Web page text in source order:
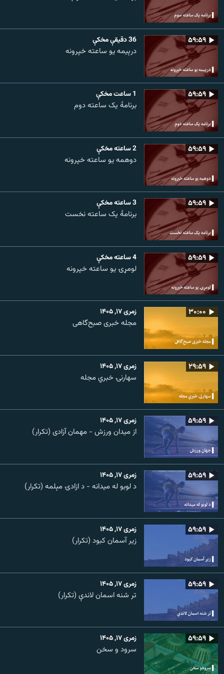
۵۹:۵۹ 36 دقيقې مخکې
درېیمه یو ساعته خپرونه
۵۹:۵۹ 1 ساعت مخکې
برنامۀ یک ساعته دوم
۵۹:۵۹ 2 ساعته مخکې
دوهمه یو ساعته خپرونه
۵۹:۵۹ 3 ساعته مخکې
برنامۀ یک ساعته نخست
۵۹:۵۹ 4 ساعته مخکې
لومړۍ یو ساعته خپرونه
۳۰:۰۰ زمری ۱۷, ۱۴۰۵
مجله خبری صبح‌گاهی
۲۹:۵۹ زمری ۱۷, ۱۴۰۵
سهارنۍ خبري مجله
۵۹:۵۹ زمری ۱۷, ۱۴۰۵
از میدان ورزش - مهمان آزادی (تکرار)
۵۹:۵۹ زمری ۱۷, ۱۴۰۵
د لوبو له میدانه - د ازادۍ مېلمه (تکرار)
۵۹:۵۹ زمری ۱۷, ۱۴۰۵
زیر آسمان کبود (تکرار)
۵۹:۵۹ زمری ۱۷, ۱۴۰۵
تر شنه اسمان لاندې (تکرار)
۵۹:۵۹ زمری ۱۷, ۱۴۰۵
سرود و سخن